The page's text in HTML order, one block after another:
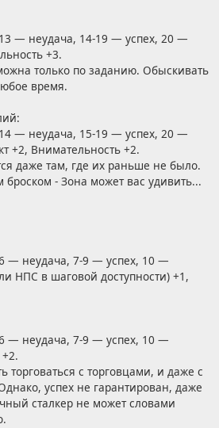
— неудача, 14-19 — успех, 20 —
+3.
только по заданию. Обыскивать
время.
— неудача, 15-19 — успех, 20 —
+2, Внимательность +2.
даже там, где их раньше не было.
броском - Зона может вас удивить...
— неудача, 7-9 — успех, 10 —
НПС в шаговой доступности) +1,
— неудача, 7-9 — успех, 10 —
торговаться с торговцами, и даже с
успех не гарантирован, даже
сталкер не может словами